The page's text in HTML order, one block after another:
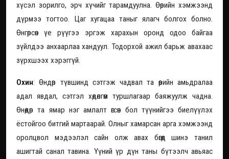
хүсэл зорилго, эрч хүчийг тарамдуулна. Өөрийн хэмжээнд
дүрмээ тогтоо. Цаг хугацаа таныг ялагч болгох болно.
Өнгөрсөн үе рүүгээ эргэж харахын оронд одоо байгаа
зүйлдээ анхаарлаа хандуул. Тодорхой ажил барьж авахаас
зүрхшээх хэрэггүй.
Охин: Өндөр түвшинд сэтгэж чадвал та өөрийн амьдралаа
адал явдал, сэтгэл хөдөлгөм туршлагаар баяжуулж чадна.
Өнөөдөр та ямар нэг амлалт өгсөн бол түүнийгээ биелүүлэх
ёстойгоо битгий мартаарай. Олныг хамарсан арга хэмжээнд
оролцвол мэдээлэл сайн олж авах бөгөөд шинэ танил
ашигтай санал тавина. Үүний үр дүн таны бүтээлч авьяас